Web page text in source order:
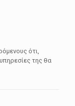
ότι,
της θα